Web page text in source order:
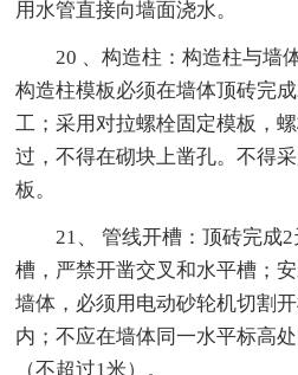
用水管直接向墙面浇水。
20 、构造柱：构造柱与墙体
构造柱模板必须在墙体顶砖完
工；采用对拉螺栓固定模板，
过，不得在砌块上凿孔。不得
板。
21、 管线开槽：顶砖完成2
槽，严禁开凿交叉和水平槽；
墙体，必须用电动砂轮机切割
内；不应在墙体同一水平标高
（不超过1米）。